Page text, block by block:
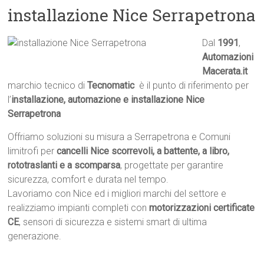
installazione Nice Serrapetrona
Dal 1991 ,
Automazioni
Macerata.it
marchio tecnico diTecnomatic  è il punto di riferimento per
l’installazione, automazione e installazione Nice
Serrapetrona
Offriamo soluzioni su misura a Serrapetrona e Comuni
limitrofi percancelli Nice scorrevoli, a battente, a libro,
rototraslanti e a scomparsa, progettate per garantire
sicurezza, comfort e durata nel tempo.
Lavoriamo con Nice ed i migliori marchi del settore e
realizziamo impianti completi conmotorizzazioni certificate
CE, sensori di sicurezza e sistemi smart di ultima
generazione.